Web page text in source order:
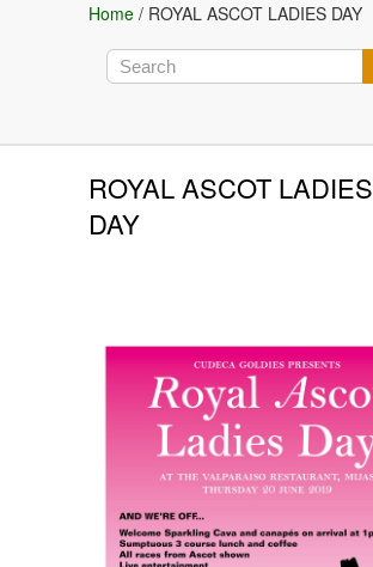
Home / ROYAL ASCOT LADIES DAY
ROYAL ASCOT LADIES
DAY